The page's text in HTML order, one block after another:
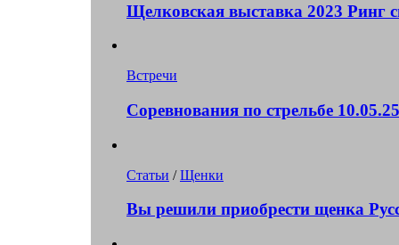
Щелковская выставка 2023 Ринг
Встречи
Соревнования по стрельбе 10.05.25
Статьи /Щенки
Вы решили приобрести щенка